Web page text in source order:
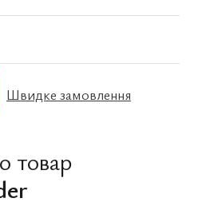
Швидке замовлення
товар